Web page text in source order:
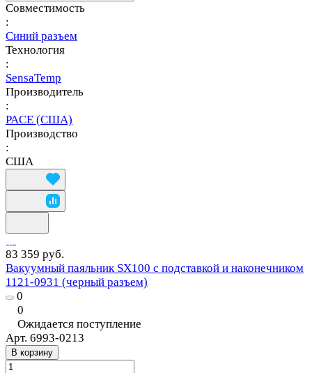
Совместимость
:
Синий разъем
Технология
:
SensaTemp
Производитель
:
PACE (США)
Производство
:
США
83 359 руб.
Вакуумный паяльник SX100 с подставкой и наконечником
1121-0931 (черный разъем)
0
0
Ожидается поступление
Арт. 6993-0213
В корзину